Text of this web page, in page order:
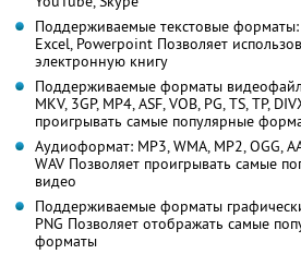
Поддерживаемые текстовые форматы:
Excel, Powerpoint Позволяет
электронную книгу
Поддерживаемые форматы
MKV, 3GP, MP4, ASF, VOB, PG, TS, TP,
проигрывать самые популярные
Аудиоформат: MP3, WMA, MP2, OGG,
WAV Позволяет проигрывать самые
видео
Поддерживаемые форматы
PNG Позволяет отображать самые
форматы